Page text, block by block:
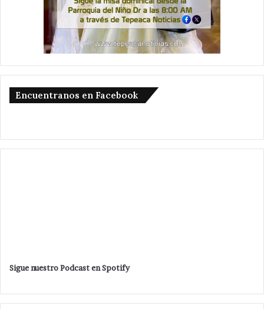
Encuentranos en Facebook
Sigue nuestro Podcast en Spotify